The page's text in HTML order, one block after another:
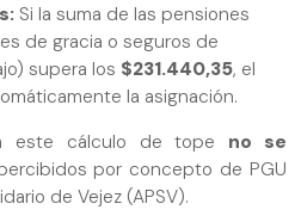
Si la suma de las pensiones
de gracia o seguros de
supera los $231.440,35, el
la asignación.
este cálculo de tope no se
por concepto de PGU
de Vejez (APSV).